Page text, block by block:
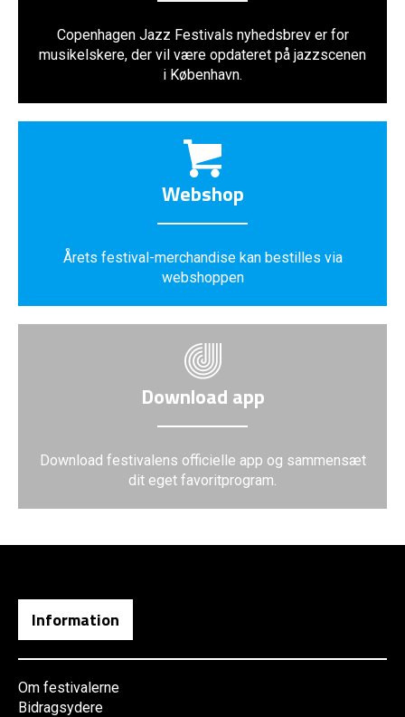
Copenhagen Jazz Festivals nyhedsbrev er for
musikelskere, der vil være opdateret på jazzscenen
i København.
Webshop
Årets festival-merchandise kan bestilles via
webshoppen
Download app
Download festivalens officielle app og sammensæt
dit eget favoritprogram.
Information
Om festivalerne
Bidragsydere